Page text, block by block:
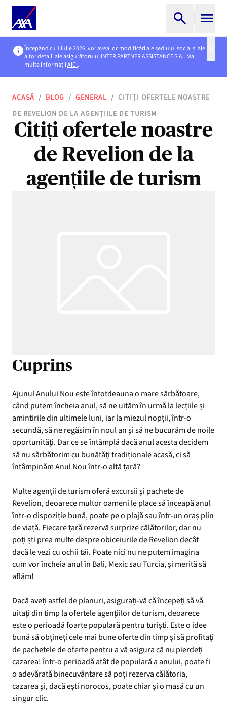
Începând cu 1 iulie 2026, vor avea loc modificări ale sediului social și ale
altor detalii ale asigurătorului INTER PARTNER ASSISTANCE S.A.. Mai
multe informațiiAICI.
ACASĂ / BLOG / GENERAL / CITIȚI OFERTELE NOASTRE
DE REVELION DE LA AGENȚIILE DE TURISM
Citiți ofertele noastre
de Revelion de la
agențiile de turism
Cuprins
Ajunul Anului Nou este întotdeauna o mare sărbătoare,
când putem încheia anul, să ne uităm în urmă la lecțiile și
amintirile din ultimele luni, iar la miezul nopții, într-o
secundă, să ne regăsim în noul an și să ne bucurăm de noile
oportunități. Dar ce se întâmplă dacă anul acesta decidem
să nu sărbătorim cu bunătăți tradiționale acasă, ci să
întâmpinăm Anul Nou într-o altă țară?
Multe agenții de turism oferă excursii și pachete de
Revelion, deoarece multor oameni le place să înceapă anul
într-o dispoziție bună, poate pe o plajă sau într-un oraș plin
de viață. Fiecare țară rezervă surprize călătorilor, dar nu
poți ști prea multe despre obiceiurile de Revelion decât
dacă le vezi cu ochii tăi. Poate nici nu ne putem imagina
cum vor încheia anul în Bali, Mexic sau Turcia, și merită să
aflăm!
Dacă aveți astfel de planuri, asigurați-vă că începeți să vă
uitați din timp la ofertele agențiilor de turism, deoarece
este o perioadă foarte populară pentru turiști. Este o idee
bună să obțineți cele mai bune oferte din timp și să profitați
de pachetele de oferte pentru a vă asigura că nu pierdeți
cazarea! Într-o perioadă atât de populară a anului, poate fi
o adevărată binecuvântare să poți rezerva călătoria,
cazarea și, dacă ești norocos, poate chiar și o masă cu un
singur clic.